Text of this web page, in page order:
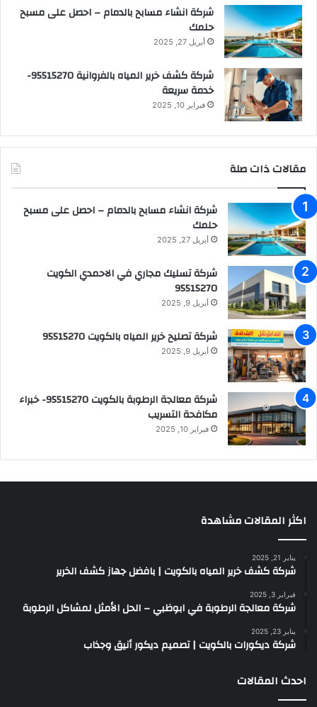
شركة انشاء مسابح بالدمام – احصل على مسبح
حلمك
أبريل 27, 2025
شركة كشف خرير المياه بالفروانية 95515270-
خدمة سريعة
فبراير 10, 2025
مقالات ذات صلة
شركة انشاء مسابح بالدمام – احصل على مسبح
حلمك
أبريل 27, 2025
شركة تسليك مجاري في الاحمدي الكويت
95515270
أبريل 9, 2025
شركة تصليح خرير المياه بالكويت 95515270
أبريل 9, 2025
شركة معالجة الرطوبة بالكويت 95515270- خبراء
مكافحة التسريب
فبراير 10, 2025
اكثر المقالات مشاهدة
يناير 21, 2025
شركة كشف خرير المياه بالكويت | بافضل جهاز كشف الخرير
فبراير 3, 2025
شركة معالجة الرطوبة في ابوظبي – الحل الأمثل لمشاكل الرطوبة
يناير 23, 2025
شركة ديكورات بالكويت | تصميم ديكور أنيق وجذاب
احدث المقالات